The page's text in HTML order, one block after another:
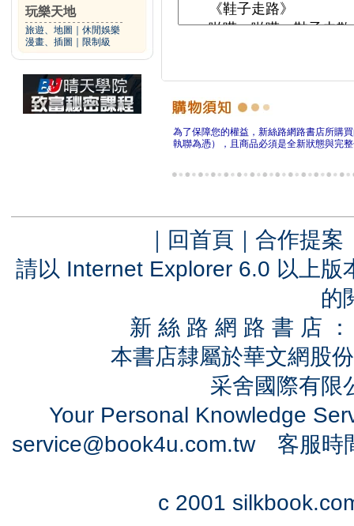
玩樂天地
旅遊、地圖
休閒娛樂
漫畫、插圖
限制級
為了保障您的權益，新絲路網路書店所購
執聯為憑），且商品必須是全新狀態與完
｜ 回首頁 ｜ 合作提案
請以 Internet Explorer 6.0 以上
的
新 絲 路 網 路 書 店
本書店隸屬於華文網股
采舍國際有
Your Personal Knowledge
service@book4u.com.tw客服時
c 2001